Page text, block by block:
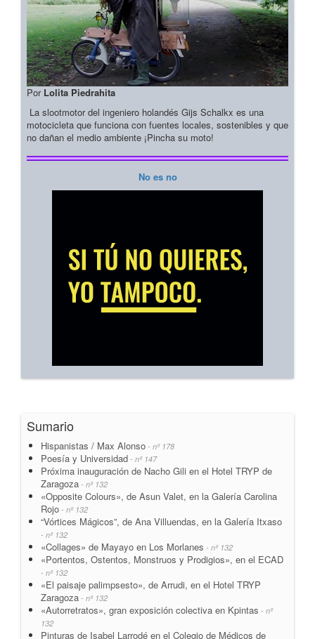
Por Lolita Piedrahita
La slootmotor del ingeniero holandés Gijs Schalkx es una
motocicleta que funciona con fuentes locales, sostenibles y que
no dañan el medio ambiente ¡Pincha su moto!
No es no
Sumario
Hispanistas / Max Alonso - nº 178
Poesía y Universidad - nº 147
Próxima inauguración de Nacho Gili en el Hotel TRYP de
Zaragoza - nº 132
«Opposite Colours», de Asun Valet, en la Galería Carolina
Rojo - nº 132
“Vórtices Mágicos”, de Ana Villuendas, en la Galería Itxaso
- nº 132
«Collages» de Mayayo en Los Morlanes - nº 132
«Portentos, Ostentos, Monstruos y Prodigios», en el ECAD
- nº 132
«El paisaje palimpsesto», de Arrudi, en el Hotel TRYP
Zaragoza - nº 132
«Autorretratos», gran exposición colectiva en Kpintas - nº
132
Pinturas de Isabel Larrodé en el Colegio de Médicos de